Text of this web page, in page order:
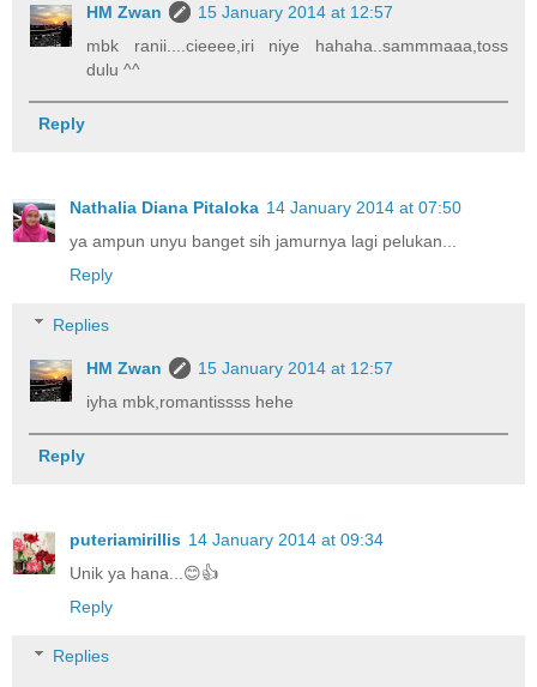
HM Zwan
15 January 2014 at 12:57
mbk ranii....cieeee,iri niye hahaha..sammmaaa,toss
dulu ^^
Reply
Nathalia Diana Pitaloka 14 January 2014 at 07:50
ya ampun unyu banget sih jamurnya lagi pelukan...
Reply
Replies
HM Zwan
15 January 2014 at 12:57
iyha mbk,romantissss hehe
Reply
puteriamirillis 14 January 2014 at 09:34
Unik ya hana...😊👍
Reply
Replies